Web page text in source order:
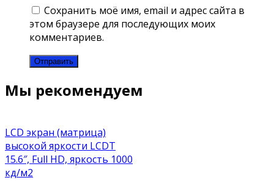
Сохранить моё имя, email и адрес сайта в
этом браузере для последующих моих
комментариев.
Мы рекомендуем
LCD экран (матрица)
высокой яркости LCDT
15.6″, Full HD, яркость 1000
кд/м2